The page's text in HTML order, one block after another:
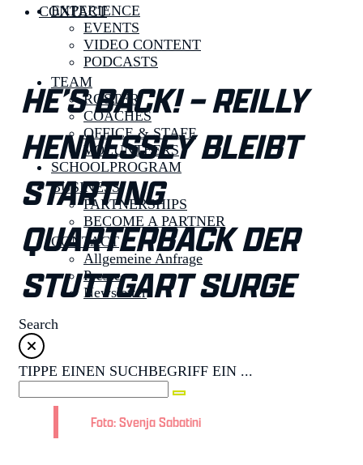
EXPERIENCE
EVENTS
VIDEO CONTENT
PODCASTS
TEAM
ROSTER
COACHES
OFFICE & STAFF
VOLUNTEERS
SCHOOLPROGRAM
BUSINESS
PARTNERSHIPS
BECOME A PARTNER
CONTACT
Allgemeine Anfrage
Presse
Newsletter
Search
TIPPE EINEN SUCHBEGRIFF EIN ...
CONTACT
HE’S BACK! – REILLY
HENNESSEY BLEIBT
STARTING
QUARTERBACK DER
STUTTGART SURGE
Foto: Svenja Sabatini